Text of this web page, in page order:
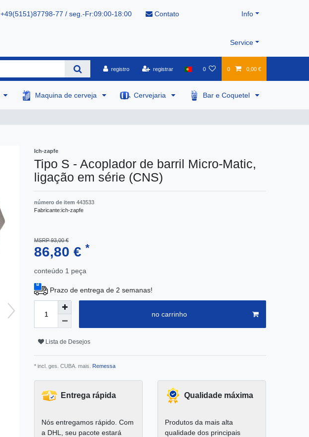
+49(5151)87798-77 / seg.-Fr:09:00-18:00 Contato Info
Service
registro registrar 0 0 0,00 €
Maquina de cerveja Cervejaria Bar e Coquetel
Ich-zapfe
Tipo S - Acoplador de barril Micro-Matic,
ligação em série (CNS)
número de item 443533
Fabricante:ich-zapfe
MSRP 93,00 €
86,80 € *
conteúdo 1 peça
Prazo de entrega de 2 semanas!
no carrinho
Lista de Desejos
* incl. ges. CUBA. mais. Remessa
Entrega rápida
Nós entregamos rápido. Com
a DHL, seu pacote estará
Qualidade máxima
Produtos da mais alta
qualidade dos principais